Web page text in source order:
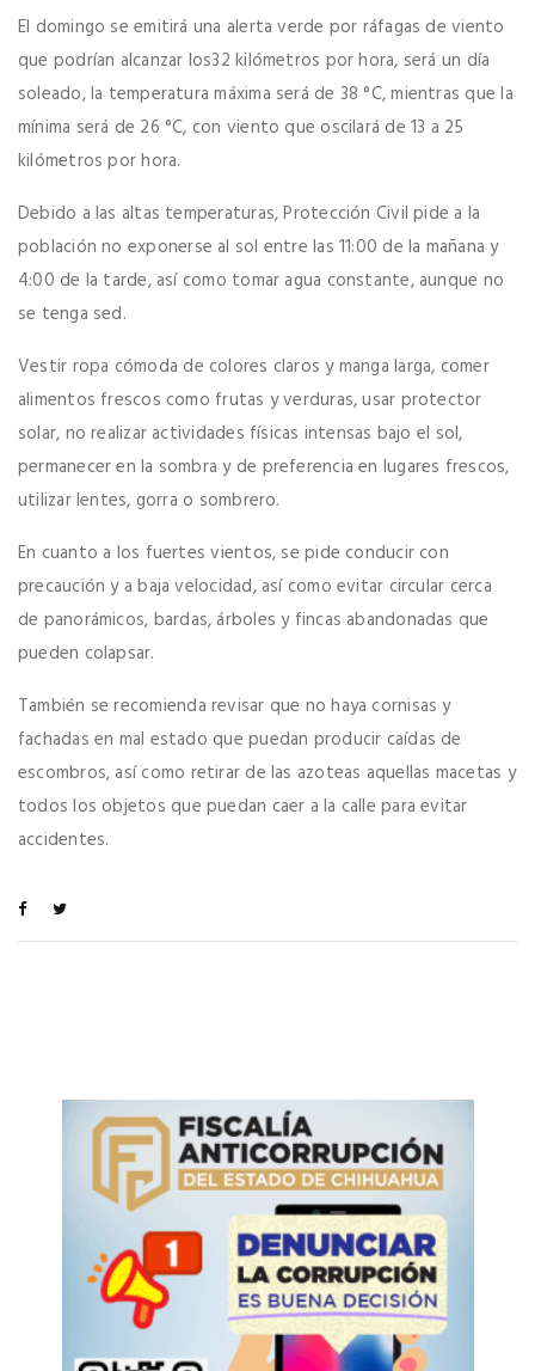
El domingo se emitirá una alerta verde por ráfagas de viento
que podrían alcanzar los32 kilómetros por hora, será un día
soleado, la temperatura máxima será de 38 °C, mientras que la
mínima será de 26 °C, con viento que oscilará de 13 a 25
kilómetros por hora.
Debido a las altas temperaturas, Protección Civil pide a la
población no exponerse al sol entre las 11:00 de la mañana y
4:00 de la tarde, así como tomar agua constante, aunque no
se tenga sed.
Vestir ropa cómoda de colores claros y manga larga, comer
alimentos frescos como frutas y verduras, usar protector
solar, no realizar actividades físicas intensas bajo el sol,
permanecer en la sombra y de preferencia en lugares frescos,
utilizar lentes, gorra o sombrero.
En cuanto a los fuertes vientos, se pide conducir con
precaución y a baja velocidad, así como evitar circular cerca
de panorámicos, bardas, árboles y fincas abandonadas que
pueden colapsar.
También se recomienda revisar que no haya cornisas y
fachadas en mal estado que puedan producir caídas de
escombros, así como retirar de las azoteas aquellas macetas y
todos los objetos que puedan caer a la calle para evitar
accidentes.